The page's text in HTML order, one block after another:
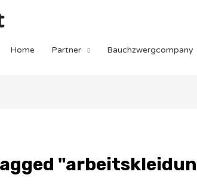
Home Partner Bauchzwergcompany